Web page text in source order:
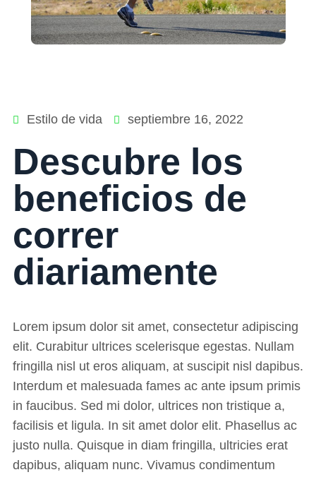
Estilo de vida septiembre 16, 2022
Descubre los
beneficios de
correr
diariamente
Lorem ipsum dolor sit amet, consectetur adipiscing
elit. Curabitur ultrices scelerisque egestas. Nullam
fringilla nisl ut eros aliquam, at suscipit nisl dapibus.
Interdum et malesuada fames ac ante ipsum primis
in faucibus. Sed mi dolor, ultrices non tristique a,
facilisis et ligula. In sit amet dolor elit. Phasellus ac
justo nulla. Quisque in diam fringilla, ultricies erat
dapibus, aliquam nunc. Vivamus condimentum